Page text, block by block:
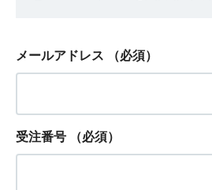
メールアドレス （必須）
受注番号 （必須）